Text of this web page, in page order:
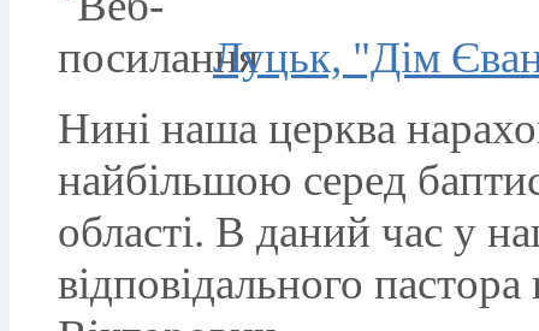
Луцьк, "Дім
Нині наша церква
найбільшою серед
області. В даний час у
відповідального